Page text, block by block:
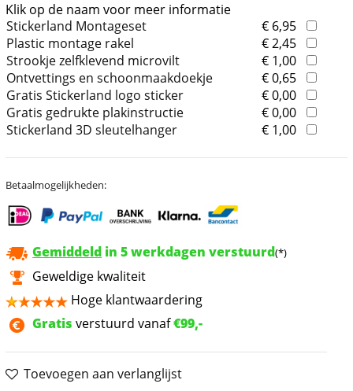
Klik op de naam voor meer informatie
Stickerland Montageset
€ 6,95
Plastic montage rakel
€ 2,45
Strookje zelfklevend microvilt
€ 1,00
Ontvettings en schoonmaakdoekje
€ 0,65
Gratis Stickerland logo sticker
€ 0,00
Gratis gedrukte plakinstructie
€ 0,00
Stickerland 3D sleutelhanger
€ 1,00
Betaalmogelijkheden:
Gemiddeld in 5 werkdagen verstuurd(*)
Geweldige kwaliteit
Hoge klantwaardering
Gratis verstuurd vanaf€99,-
Toevoegen aan verlanglijst